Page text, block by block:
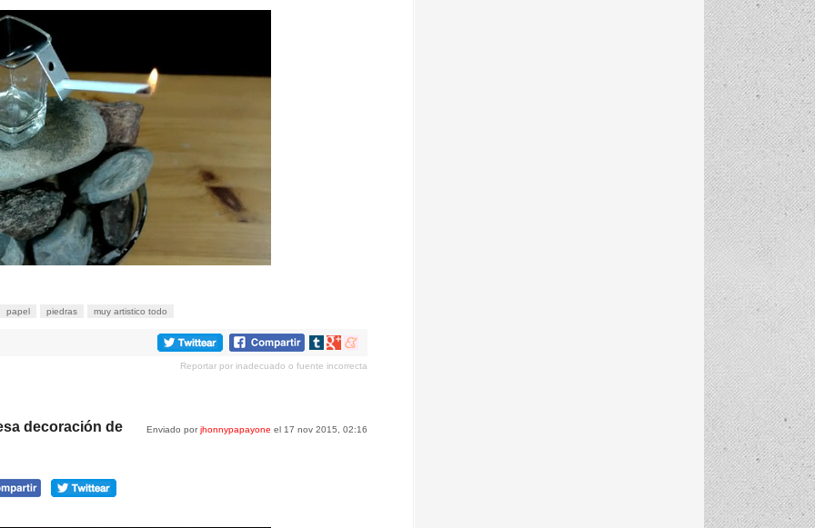
papel piedras muy artistico todo
Compartir
tumblr
Compartir
Google+
Compartir
meneame
Reportar por inadecuado o fuente incorrecta
Enviado porjhonnypapayone el 17 nov 2015, 02:16
decoración de